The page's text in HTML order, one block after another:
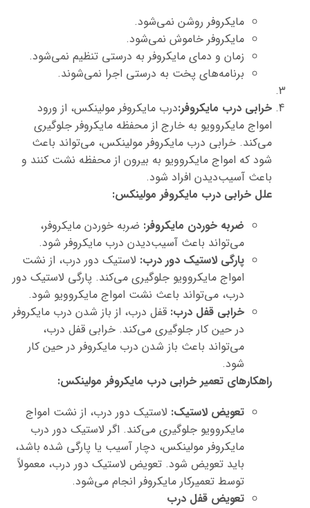
مایکروفر روشن نمی‌شود.
مایکروفر خاموش نمی‌شود.
زمان و دمای مایکروفر به درستی تنظیم نمی‌شود.
برنامه‌های پخت به درستی اجرا نمی‌شوند.
خرابی درب مایکروفر:درب مایکروفر مولینکس، از ورود
امواج مایکروویو به خارج از محفظه مایکروفر جلوگیری
می‌کند. خرابی درب مایکروفر مولینکس، می‌تواند باعث
شود که امواج مایکروویو به بیرون از محفظه نشت کنند و
باعث آسیب‌دیدن افراد شود.
علل خرابی درب مایکروفر مولینکس:
ضربه خوردن مایکروفر: ضربه خوردن مایکروفر،
می‌تواند باعث آسیب‌دیدن درب مایکروفر شود.
پارگی لاستیک دور درب: لاستیک دور درب، از نشت
امواج مایکروویو جلوگیری می‌کند. پارگی لاستیک دور
درب، می‌تواند باعث نشت امواج مایکروویو شود.
خرابی قفل درب: قفل درب، از باز شدن درب مایکروفر
در حین کار جلوگیری می‌کند. خرابی قفل درب،
می‌تواند باعث باز شدن درب مایکروفر در حین کار
شود.
راهکارهای تعمیر خرابی درب مایکروفر مولینکس:
تعویض لاستیک: لاستیک دور درب، از نشت امواج
مایکروویو جلوگیری می‌کند. اگر لاستیک دور درب
مایکروفر مولینکس، دچار آسیب یا پارگی شده باشد،
باید تعویض شود. تعویض لاستیک دور درب، معمولاً
توسط تعمیرکار مایکروفر انجام می‌شود.
تعویض قفل درب